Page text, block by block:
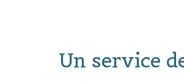
Un service